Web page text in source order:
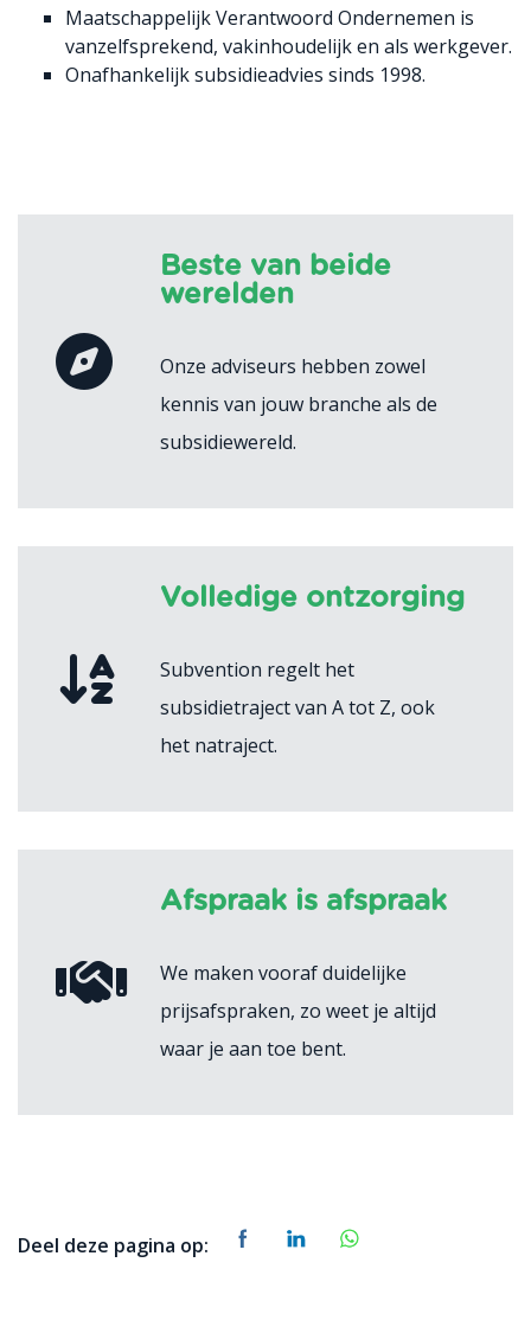
Maatschappelijk Verantwoord Ondernemen is
vanzelfsprekend, vakinhoudelijk en als werkgever.
Onafhankelijk subsidieadvies sinds 1998.
Beste van beide
werelden
Onze adviseurs hebben zowel
kennis van jouw branche als de
subsidiewereld.
Volledige ontzorging
Subvention regelt het
subsidietraject van A tot Z, ook
het natraject.
Afspraak is afspraak
We maken vooraf duidelijke
prijsafspraken, zo weet je altijd
waar je aan toe bent.
Deel deze pagina op: